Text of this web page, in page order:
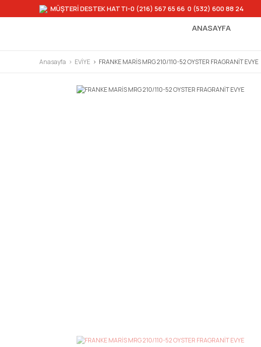
MÜŞTERİ DESTEK HATTI-0 (216) 567 65 66-0 (532) 600 88 24
ANASAYFA
Anasayfa EVİYE FRANKE MARİS MRG 210/110-52 OYSTER FRAGRANİT EVYE